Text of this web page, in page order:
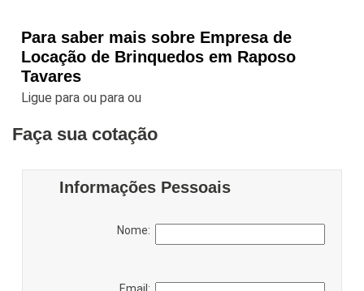
Para saber mais sobre Empresa de
Locação de Brinquedos em Raposo
Tavares
Ligue paraou paraou
Faça sua cotação
Informações Pessoais
Nome:
Email: